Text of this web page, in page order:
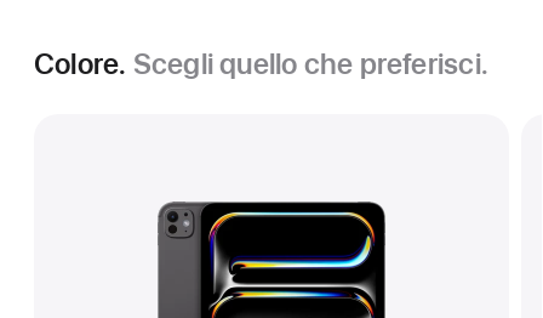
Colore. Scegli quello che preferisci.